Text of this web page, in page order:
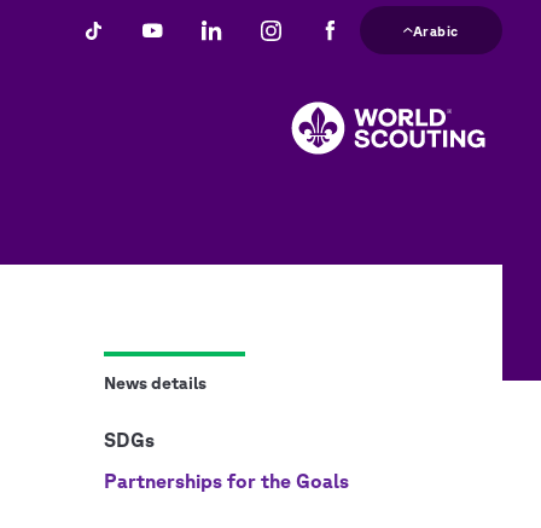
تجاوز
Arabic
News details
SDGs
Partnerships for the Goals